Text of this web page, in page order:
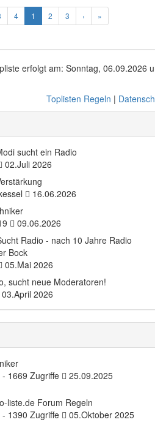
4 1 2 3 › »
erfolgt am: Sonntag, 06.09.2026
Toplisten Regeln |
sucht ein Radio
02.Juli 2026
16.06.2026
09.06.2026
Radio - nach 10 Jahre Radio
Bock
05.Mai 2026
sucht neue Moderatoren!
03.April 2026
1669 Zugriffe
25.09.2025
liste.de Forum Regeln
1390 Zugriffe
05.Oktober 2025